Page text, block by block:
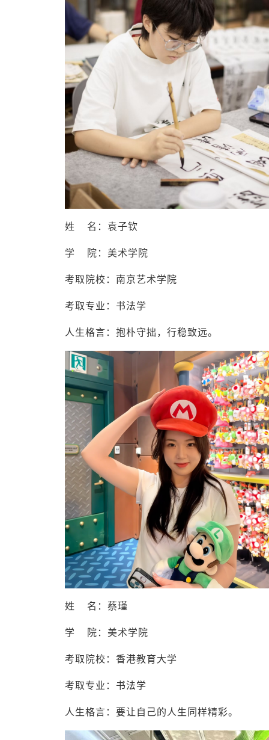
姓 名：袁子钦
学 院：美术学院
考取院校：南京艺术学院
考取专业：书法学
人生格言：抱朴守拙，行稳致远。
姓 名：蔡瑾
学 院：美术学院
考取院校：香港教育大学
考取专业：书法学
人生格言：要让自己的人生同样精彩。